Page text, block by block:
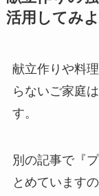
活用してみ
献立作りや料
らないご家庭は
す。
別の記事で『
とめていますの